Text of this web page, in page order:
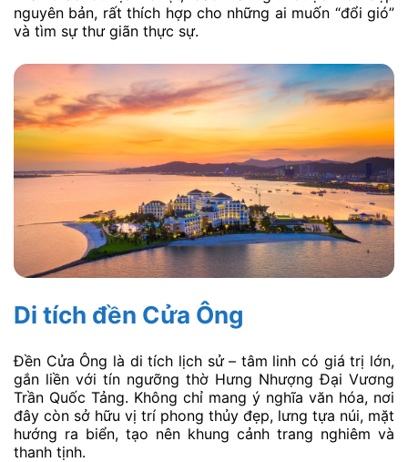
nguyên bản, rất thích hợp cho những ai muốn “đổi gió”
và tìm sự thư giãn thực sự.
Di tích đền Cửa Ông
Đền Cửa Ông là di tích lịch sử – tâm linh có giá trị lớn,
gắn liền với tín ngưỡng thờ Hưng Nhượng Đại Vương
Trần Quốc Tảng. Không chỉ mang ý nghĩa văn hóa, nơi
đây còn sở hữu vị trí phong thủy đẹp, lưng tựa núi, mặt
hướng ra biển, tạo nên khung cảnh trang nghiêm và
thanh tịnh.